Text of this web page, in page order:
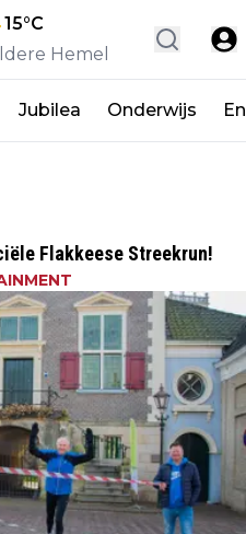
15°C
Hemel
Jubilea Onderwijs
Flakkeese Streekrun!